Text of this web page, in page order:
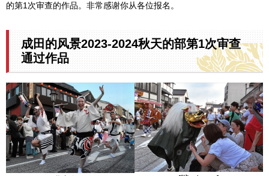
的第1次审查的作品。非常感谢你从各位报名。
成田的风景2023-2024秋天的部第1次审查
通过作品